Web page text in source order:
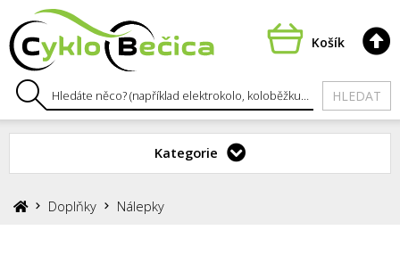
HLEDAT
Košík
Kategorie
Doplňky Nálepky